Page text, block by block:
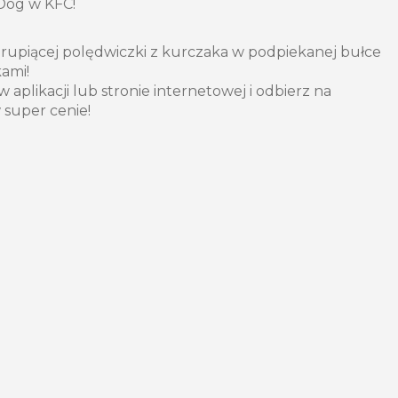
w KFC!
polędwiczki z kurczaka w podpiekanej bułce
aplikacji lub stronie internetowej i odbierz na
cenie!